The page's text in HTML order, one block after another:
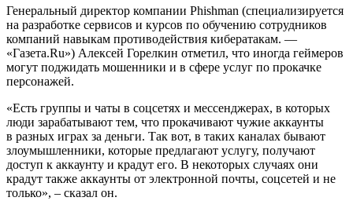
Генеральный директор компании Phishman (специализируется
на разработке сервисов и курсов по обучению сотрудников
компаний навыкам противодействия кибератакам. —
«Газета.Ru») Алексей Горелкин отметил, что иногда геймеров
могут поджидать мошенники и в сфере услуг по прокачке
персонажей.
«Есть группы и чаты в соцсетях и мессенджерах, в которых
люди зарабатывают тем, что прокачивают чужие аккаунты
в разных играх за деньги. Так вот, в таких каналах бывают
злоумышленники, которые предлагают услугу, получают
доступ к аккаунту и крадут его. В некоторых случаях они
крадут также аккаунты от электронной почты, соцсетей и не
только», – сказал он.